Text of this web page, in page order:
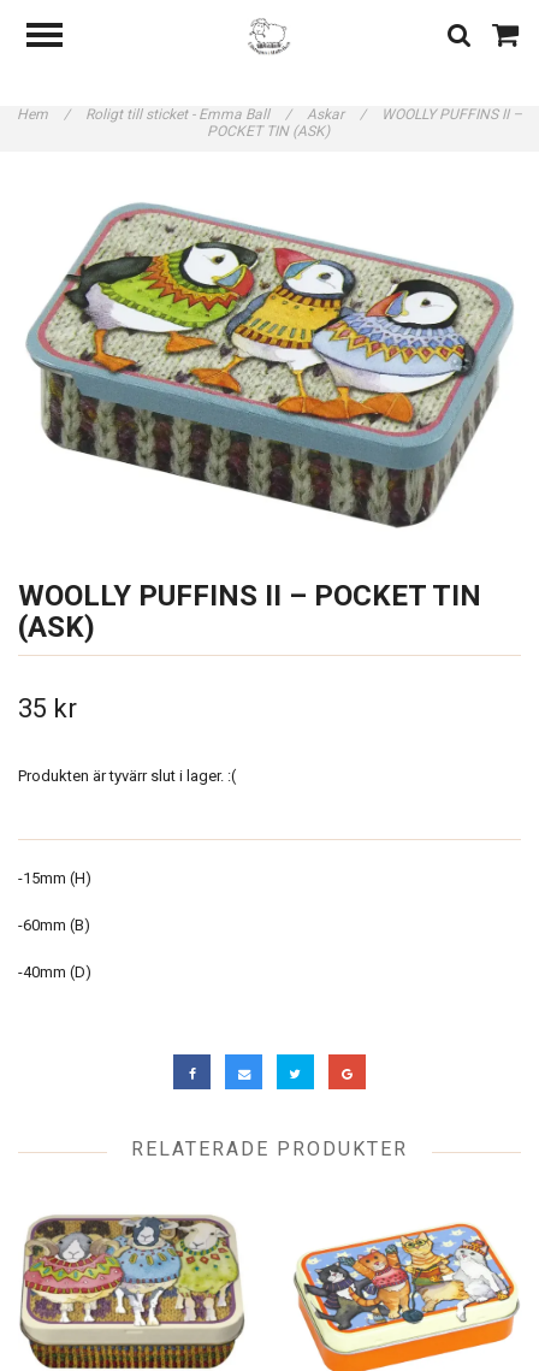
Hem / Roligt till sticket - Emma Ball / Askar /
WOOLLY PUFFINS II –
POCKET TIN (ASK)
WOOLLY PUFFINS II – POCKET TIN
(ASK)
35 kr
Produkten är tyvärr slut i lager. :(
-15mm (H)
-60mm (B)
-40mm (D)
RELATERADE PRODUKTER